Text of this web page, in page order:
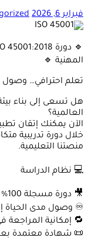
فبراير 6, 2026
المهنية 🔹
تعلم احترافي…
هل تسعى إلى بناء
العالمية؟
خلال دورة تدريبية
منصتنا التعليمية.
💻 نظام الدراسة
🎥 دورة مسجلة 100% عبر منصتنا التعليمية
♾️ وصول مدى الحياة
🔁 إمكانية المراجعة
📜 شهادة معتمدة بعد